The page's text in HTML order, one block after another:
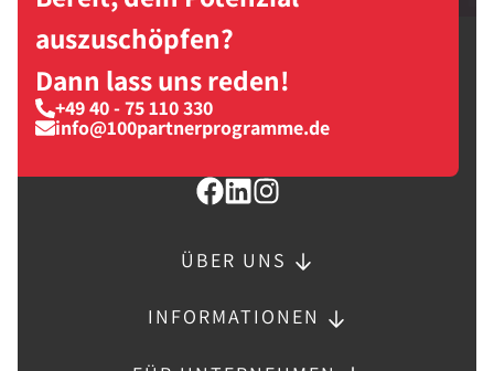
auszuschöpfen?
Dann lass uns reden!
+49 40 - 75 110 330
info@100partnerprogramme.de
ÜBER UNS
INFORMATIONEN